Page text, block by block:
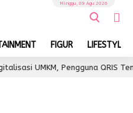
FIGUR LIFESTYLE
Minggu, 09 Agu 2026
Pengguna QRIS Tembus 350